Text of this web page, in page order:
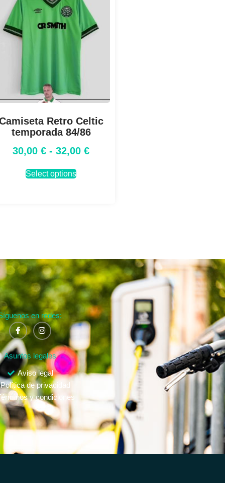
Retro Celtic
temporada 84/86
30,00 € - 32,00 €
Select options
en redes:
Asuntos legales
Aviso legal
Política de privacidad
y condiciones